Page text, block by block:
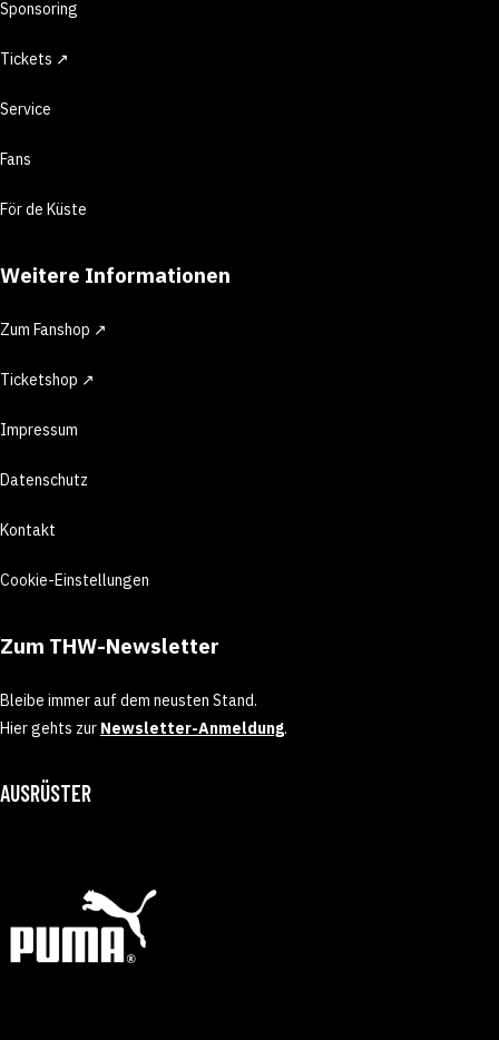
Sponsoring
Tickets ↗
Service
Fans
För de Küste
Weitere Informationen
Zum Fanshop ↗
Ticketshop ↗
Impressum
Datenschutz
Kontakt
Cookie-Einstellungen
Zum THW-Newsletter
Bleibe immer auf dem neusten Stand.
Hier gehts zur Newsletter-Anmeldung.
AUSRÜSTER